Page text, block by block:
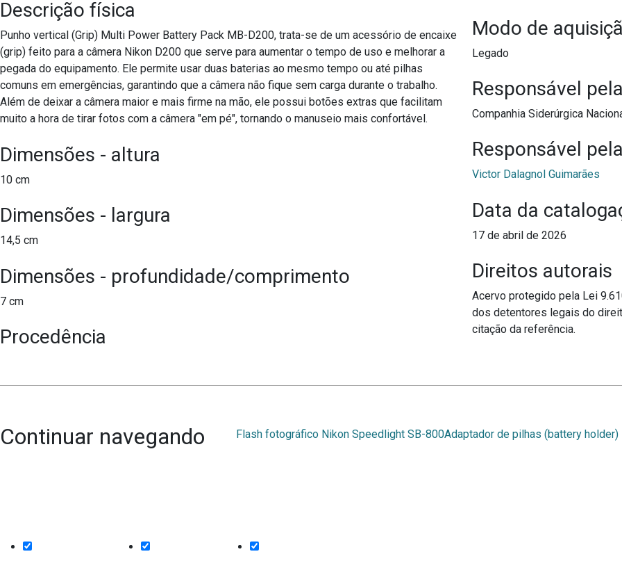
Descrição física
Punho vertical (Grip) Multi Power Battery Pack MB-D200, trata-se de um acessório de encaixe
(grip) feito para a câmera Nikon D200 que serve para aumentar o tempo de uso e melhorar a
pegada do equipamento. Ele permite usar duas baterias ao mesmo tempo ou até pilhas
comuns em emergências, garantindo que a câmera não fique sem carga durante o trabalho.
Além de deixar a câmera maior e mais firme na mão, ele possui botões extras que facilitam
muito a hora de tirar fotos com a câmera "em pé", tornando o manuseio mais confortável.
Dimensões - altura
10 cm
Dimensões - largura
14,5 cm
Dimensões - profundidade/comprimento
7 cm
Procedência
Modo de
Legado
Responsável
Companhia Siderúrgica
Responsável
Victor Dalagnol Guimarães
Data da
17 de abril de 2026
Direitos autorais
Acervo protegido pela Lei
dos detentores legais do
citação da referência.
Continuar navegando Flash fotográfico Nikon Speedlight SB-800Adaptador de pilhas (battery